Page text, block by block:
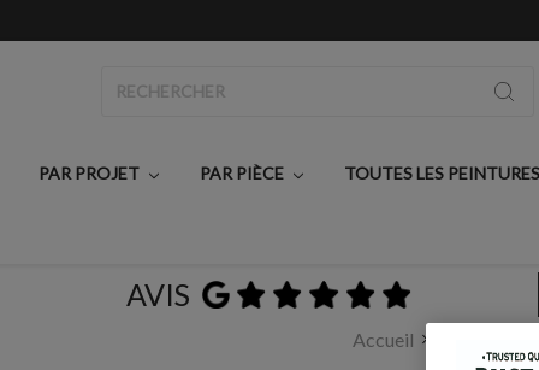
PAR PROJET PAR PIÈCE TOUTES LES PEINTURES
AVIS
Accueil